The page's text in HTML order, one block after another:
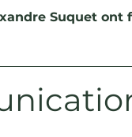
Suquet ont